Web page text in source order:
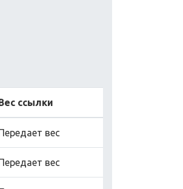
ссылки
вес
вес